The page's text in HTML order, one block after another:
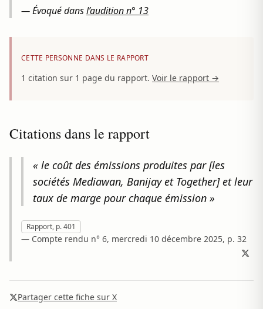
— Évoqué dansl’audition n° 13
CETTE PERSONNE DANS LE RAPPORT
1 citation sur 1 page du rapport. Voir le rapport →
Citations dans le rapport
« le coût des émissions produites par [les
sociétés Mediawan, Banijay et Together] et leur
taux de marge pour chaque émission »
Rapport, p. 401
— Compte rendu n° 6, mercredi 10 décembre 2025, p. 32
Partager cette fiche sur X